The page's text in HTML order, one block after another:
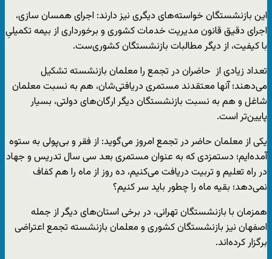
این بازنشستگان خواسته‌های دیگری نیز دارند: اجرای همسان سازی،
اجرای دقیق قانون مدیریت خدمات کشوری و برخورداری از بیمه تکمیلیِ
با کیفیت، از دیگر مطالبات بازنشستگان کشوری‌ست.
تعداد زیادی از حاضران در تجمع را معلمان بازنشسته تشکیل
می‌دهند؛ آنها معتقدند مستمری دریافتی‌شان، هم به نسبت معلمان
شاغل و هم به نسبت بازنشستگان دیگر ارگان‌های دولتی، بسیار
پایین‌تر است.
یکی از معلمان حاضر در تجمع امروز می‌گوید: از فقر و بی‌پولی به ستوه
آمده‌ایم؛ دستمزدی که به عنوان مستمری بعد سی سال تدریس و جهاد
در راه تعلیم و تربیت دریافت می‌کنیم، ده روز از ماه را هم کفاف
نمی‌دهد؛ بقیه ماه را چطور باید سر کنیم؟
همزمان با بازنشستگان تهرانی، در برخی استان‌های دیگر از جمله
اصفهان نیز بازنشستگان کشوری و معلمان بازنشسته تجمع اعتراضی
برگزار کرده‌اند.